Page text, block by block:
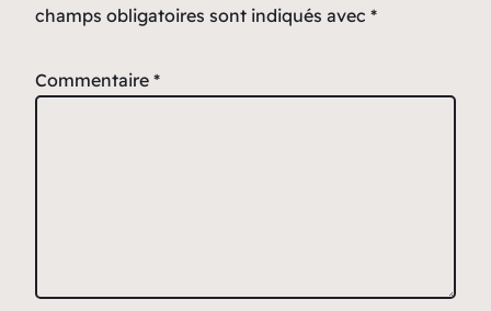
champs obligatoires sont indiqués avec *
Commentaire *